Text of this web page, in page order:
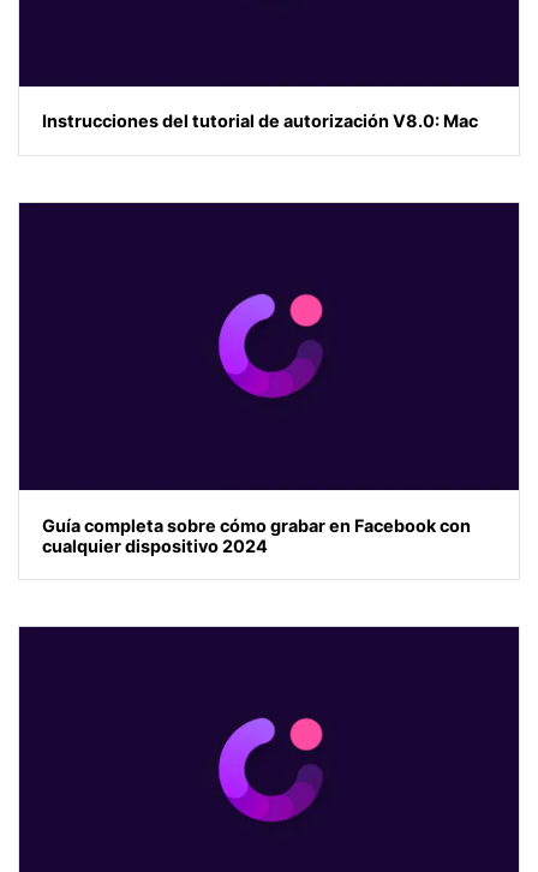
Instrucciones del tutorial de autorización V8.0: Mac
Guía completa sobre cómo grabar en Facebook con
cualquier dispositivo 2024